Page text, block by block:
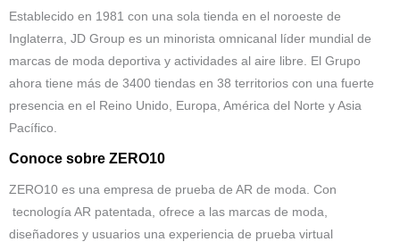
Establecido en 1981 con una sola tienda en el noroeste de
Inglaterra, JD Group es un minorista omnicanal líder mundial de
marcas de moda deportiva y actividades al aire libre. El Grupo
ahora tiene más de 3400 tiendas en 38 territorios con una fuerte
presencia en el Reino Unido, Europa, América del Norte y Asia
Pacífico.
Conoce sobre ZERO10
ZERO10 es una empresa de prueba de AR de moda. Con
tecnología AR patentada, ofrece a las marcas de moda,
diseñadores y usuarios una experiencia de prueba virtual